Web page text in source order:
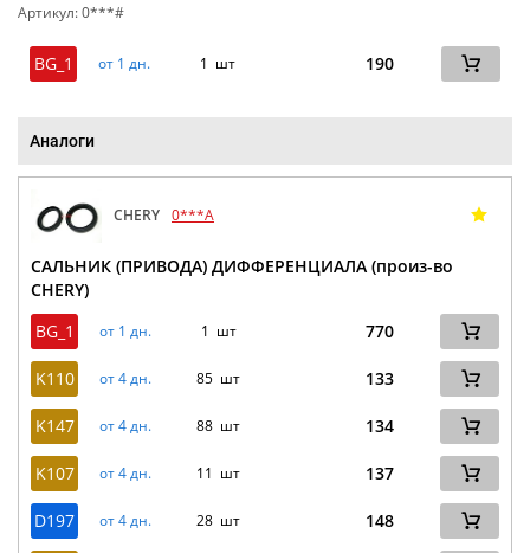
Артикул: 0***#
BG_1 от 1 дн. 1 шт 190
Аналоги
CHERY 0***A
САЛЬНИК (ПРИВОДА) ДИФФЕРЕНЦИАЛА (произ-во
CHERY)
BG_1
от 1 дн. 1 шт 770
K110 от 4 дн. 85 шт 133
K147 от 4 дн. 88 шт 134
K107 от 4 дн. 11 шт 137
D197 от 4 дн. 28 шт 148